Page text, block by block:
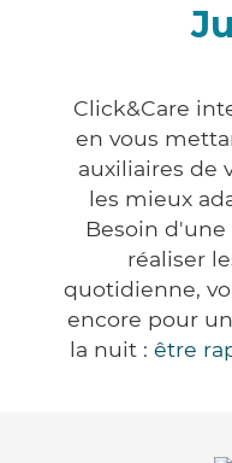
Click&Care
en vous
auxiliaires de
les mieux
Besoin
réaliser
quotidienne,
encore pour
la nuit : être